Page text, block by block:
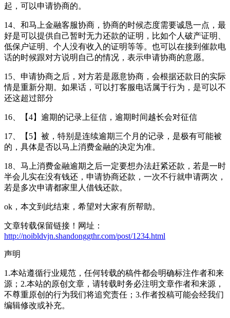
起，可以申请协商的。
14、和马上金融客服协商，协商的时候态度需要诚恳一点，最
好是可以提供自己暂时无力还款的证明，比如个人破产证明、
低保户证明、个人没有收入的证明等等。也可以在接到催款电
话的时候跟对方说明自己的情况，表示申请协商的意愿。
15、申请协商之后，对方若是愿意协商，会根据还款日的实际
情是重新分期。如果话，可以打客服电话属于行为，是可以不
还这超过部分
16、【4】逾期的记录上征信，逾期时间越长会对征信
17、【5】被，特别是连续逾期三个月的记录，是极有可能被
的，具体是否以马上消费金融的决定为准。
18、马上消费金融逾期之后一定要想办法赶紧还款，若是一时
半会儿实在没有钱还，申请协商还款，一次不行就申请两次，
若是多次申请都家里人借钱还款。
ok，本文到此结束，希望对大家有所帮助。
文章转载保留链接！网址：
http://noibldvjn.shandonggthr.com/post/1234.html
声明
1.本站遵循行业规范，任何转载的稿件都会明确标注作者和来
源；2.本站的原创文章，请转载时务必注明文章作者和来源，
不尊重原创的行为我们将追究责任；3.作者投稿可能会经我们
编辑修改或补充。